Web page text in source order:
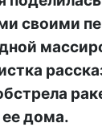
своими
ее дома.